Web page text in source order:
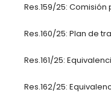
Res.159/25:
Res.160/25: Plan de
Res.161/25:
Res.162/25: